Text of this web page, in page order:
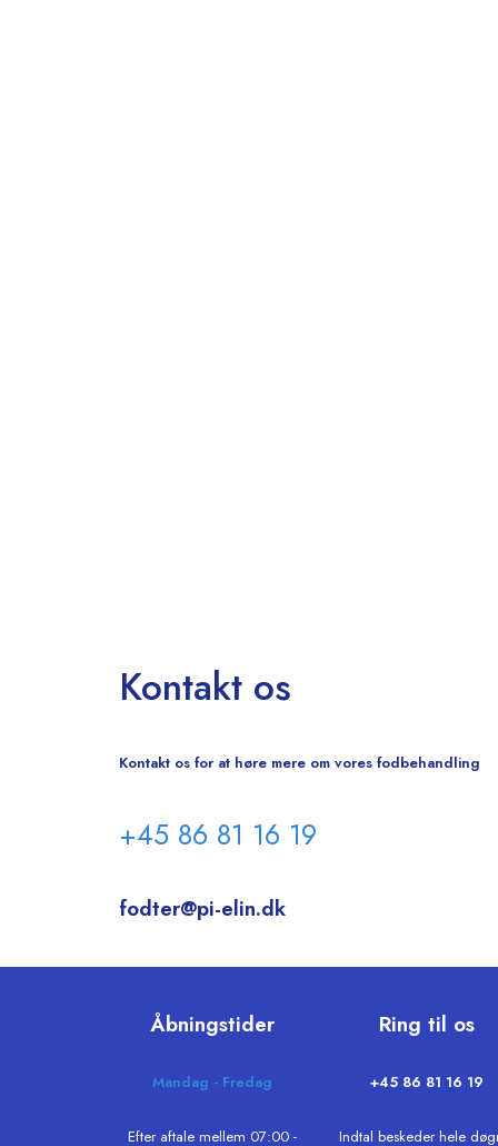
Kontakt os
Kontakt os for at høre mere om vores fodbehandling
+45 86 81 16 19
fodter@pi-elin.dk
Åbningstider
Mandag - Fredag
Efter aftale mellem 07:00 -
Ring til os
+45 86 81 16 19
Indtal beskeder hele